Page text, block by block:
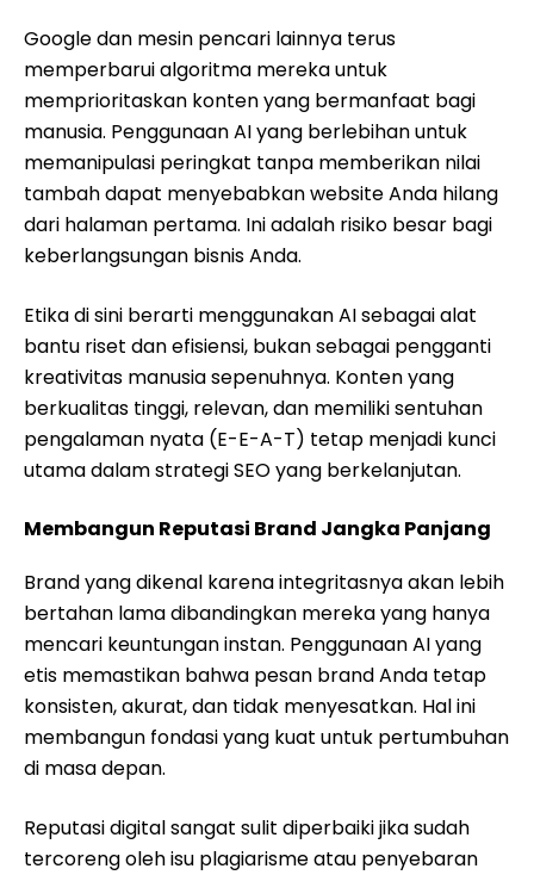
Google dan mesin pencari lainnya terus
memperbarui algoritma mereka untuk
memprioritaskan konten yang bermanfaat bagi
manusia. Penggunaan AI yang berlebihan untuk
memanipulasi peringkat tanpa memberikan nilai
tambah dapat menyebabkan website Anda hilang
dari halaman pertama. Ini adalah risiko besar bagi
keberlangsungan bisnis Anda.
Etika di sini berarti menggunakan AI sebagai alat
bantu riset dan efisiensi, bukan sebagai pengganti
kreativitas manusia sepenuhnya. Konten yang
berkualitas tinggi, relevan, dan memiliki sentuhan
pengalaman nyata (E-E-A-T) tetap menjadi kunci
utama dalam strategi SEO yang berkelanjutan.
Membangun Reputasi Brand Jangka Panjang
Brand yang dikenal karena integritasnya akan lebih
bertahan lama dibandingkan mereka yang hanya
mencari keuntungan instan. Penggunaan AI yang
etis memastikan bahwa pesan brand Anda tetap
konsisten, akurat, dan tidak menyesatkan. Hal ini
membangun fondasi yang kuat untuk pertumbuhan
di masa depan.
Reputasi digital sangat sulit diperbaiki jika sudah
tercoreng oleh isu plagiarisme atau penyebaran